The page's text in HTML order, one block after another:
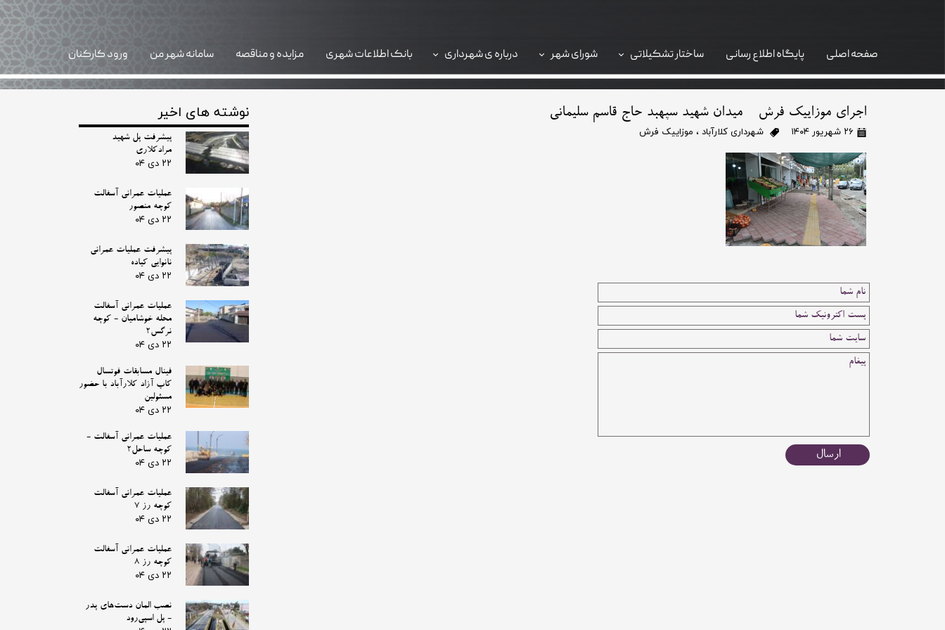
صفحه اصلی پایگاه اطلاع رسانی ساختار تشکیلاتی شورای شهر درباره ی شهرداری بانک اطلاعات شهری مزایده و مناقصه سامانه شهر من ورود کارکنان
اجرای موزاییک فرش - میدان شهید سپهبد حاج قاسم سلیمانی
۲۶ شهریور ۱۴۰۴ شهرداری کلارآباد ، موزاییک فرش
ارسال
نوشته های اخیر
پیشرفت پل شهید
مرادکلاری
۲۲ دی ۰۴
عملیات عمرانی آسفالت
کوچه منصور
۲۲ دی ۰۴
پیشرفت عملیات عمرانی
نانوایی کیاده
۲۲ دی ۰۴
عملیات عمرانی آسفالت
محله خوشامیان - کوچه
نرگس2
۲۲ دی ۰۴
فینال مسابقات فوتسال
کاپ آزاد کلارآباد با حضور
مسئولین
۲۲ دی ۰۴
عملیات عمرانی آسفالت -
کوچه ساحل2
۲۲ دی ۰۴
عملیات عمرانی آسفالت
کوچه رز 7
۲۲ دی ۰۴
عملیات عمرانی آسفالت
کوچه رز 8
۲۲ دی ۰۴
نصب المان دست‌های پدر
- پل اسپی‌رود